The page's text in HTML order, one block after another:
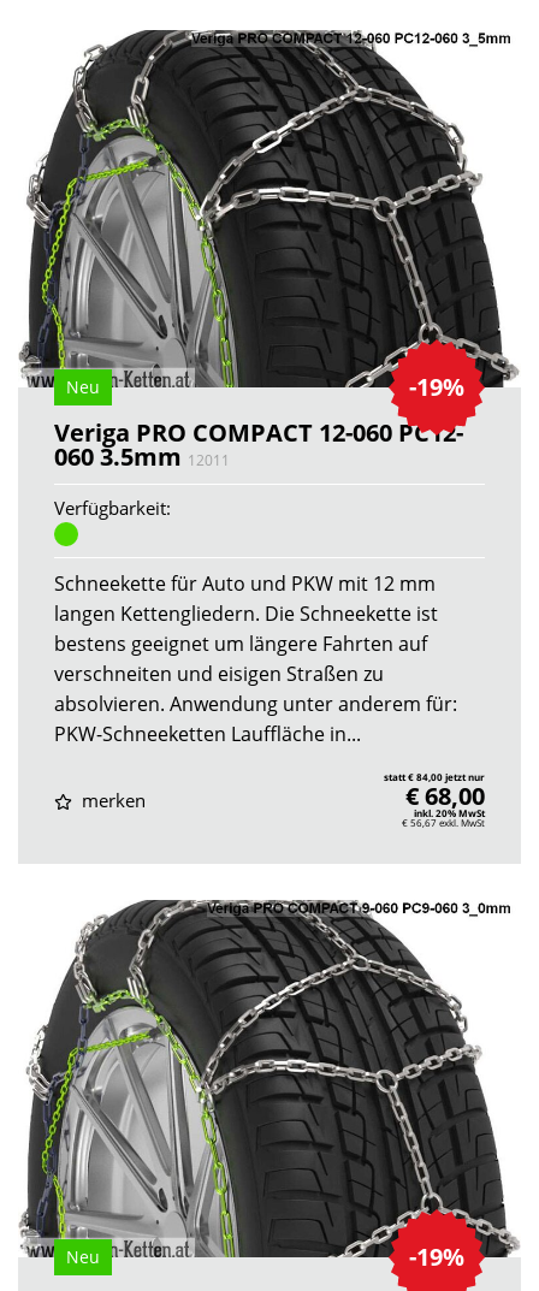
-19%
Neu
Veriga PRO COMPACT 12-060 PC12-
060 3.5mm 12011
Verfügbarkeit:
Schneekette für Auto und PKW mit 12 mm
langen Kettengliedern. Die Schneekette ist
bestens geeignet um längere Fahrten auf
verschneiten und eisigen Straßen zu
absolvieren. Anwendung unter anderem für:
PKW-Schneeketten Lauffläche in...
merken
statt € 84,00 jetzt nur
€ 68,00
inkl. 20% MwSt
€ 56,67exkl. MwSt
-19%
Neu